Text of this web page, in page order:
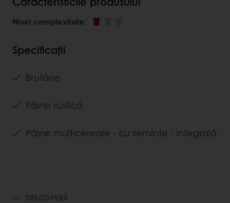
Nivel complexitate:
Specificații
Brutărie
Pâine rustică
Pâine multicereale - cu semințe - integrală
DESCOPERĂ